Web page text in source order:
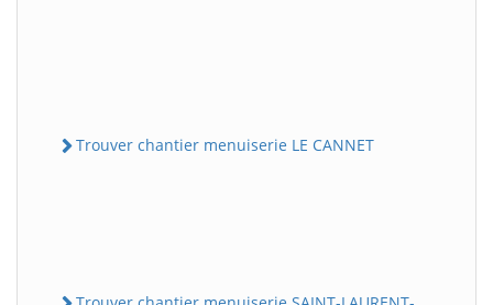
Trouver chantier menuiserie LE CANNET